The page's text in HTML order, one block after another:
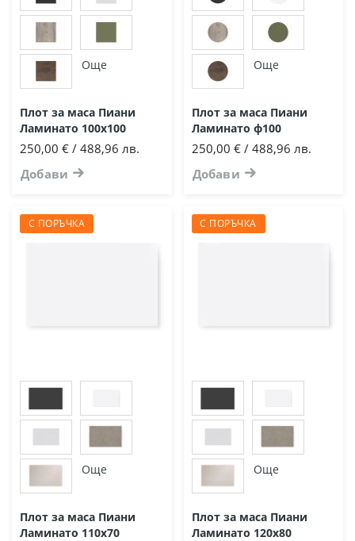
Още
Плот за маса Пиани
Ламинато 100х100
250,00 € / 488,96 лв.
Добави
Още
Плот за маса Пиани
Ламинато ф100
250,00 € / 488,96 лв.
Добави
С ПОРЪЧКА
Още
Плот за маса Пиани
Ламинато 110x70
С ПОРЪЧКА
Още
Плот за маса Пиани
Ламинато 120x80